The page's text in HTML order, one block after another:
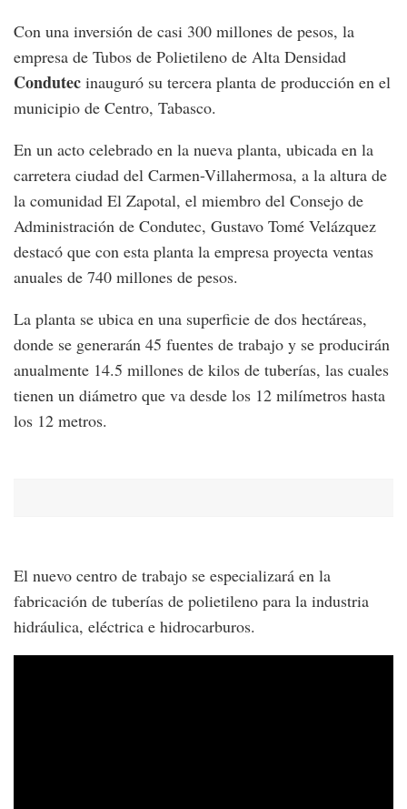
Con una inversión de casi 300 millones de pesos, la
empresa de Tubos de Polietileno de Alta Densidad
Condutec inauguró su tercera planta de producción en el
municipio de Centro, Tabasco.
En un acto celebrado en la nueva planta, ubicada en la
carretera ciudad del Carmen-Villahermosa, a la altura de
la comunidad El Zapotal, el miembro del Consejo de
Administración de Condutec, Gustavo Tomé Velázquez
destacó que con esta planta la empresa proyecta ventas
anuales de 740 millones de pesos.
La planta se ubica en una superficie de dos hectáreas,
donde se generarán 45 fuentes de trabajo y se producirán
anualmente 14.5 millones de kilos de tuberías, las cuales
tienen un diámetro que va desde los 12 milímetros hasta
los 12 metros.
El nuevo centro de trabajo se especializará en la
fabricación de tuberías de polietileno para la industria
hidráulica, eléctrica e hidrocarburos.